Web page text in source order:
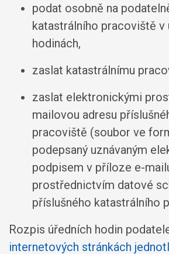
podat osobně na
katastrálního pracoviště v
hodinách,
zaslat katastrálnímu
zaslat elektronickými
mailovou adresu
pracoviště (soubor ve
podepsaný uznávaným
podpisem v příloze e-
prostřednictvím datové
příslušného katastrálního
Rozpis úředních hodin
internetových stránkách